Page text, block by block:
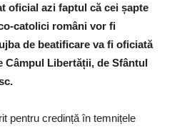
oficial azi faptul că cei șapte
catolici români vor fi
de beatificare va fi oficiată
Câmpul Libertății, de Sfântul
pentru credință în temnițele